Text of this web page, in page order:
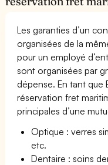
Les garanties d’un
organisées de la
pour un employé
sont organisées par
dépense. En tant que
réservation fret
principales d’une
Optique : verres
etc.
Dentaire : soins